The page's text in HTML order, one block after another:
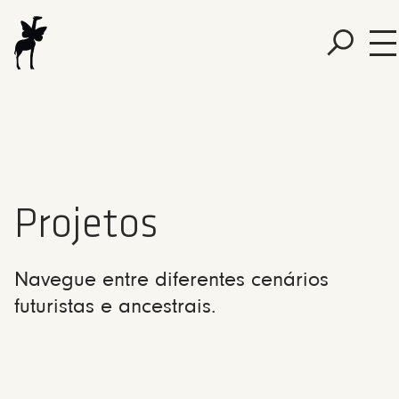
Projetos
Navegue entre diferentes cenários
futuristas e ancestrais.